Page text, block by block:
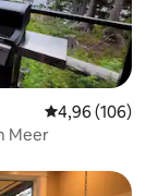
4,96 (106)
Meer